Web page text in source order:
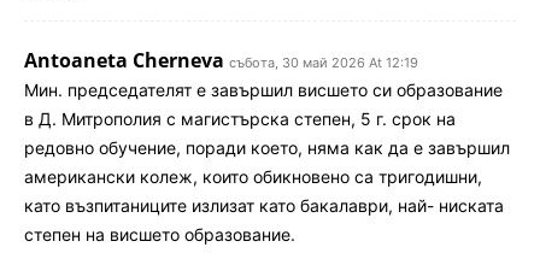
Antoaneta Cherneva събота, 30 май 2026 At 12:19
Мин. председателят е завършил висшето си образование
в Д. Митрополия с магистърска степен, 5 г. срок на
редовно обучение, поради което, няма как да е завършил
американски колеж, които обикновено са тригодишни,
като възпитаниците излизат като бакалаври, най- ниската
степен на висшето образование.